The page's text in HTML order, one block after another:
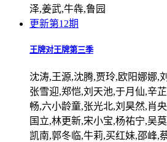
泽,姜武,牛犇,鲁园
更新第12期
王牌对王牌第三季
沈涛,王源,沈腾,贾玲,欧阳娜娜,
张雪迎,郑恺,刘天池,于月仙,辛
畅,六小龄童,张光北,刘昊然,肖
国立,林更新,宋小宝,杨祐宁,吴
凯南,郭冬临,牛莉,买红妹,邵峰,